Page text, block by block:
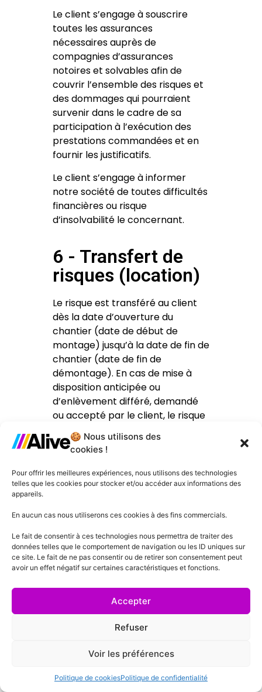
🍪 Nous utilisons des
cookies !
Pour offrir les meilleures expériences, nous utilisons des technologies
telles que les cookies pour stocker et/ou accéder aux informations des
appareils.
En aucun cas nous utiliserons ces cookies à des fins commercials.
Le fait de consentir à ces technologies nous permettra de traiter des
données telles que le comportement de navigation ou les ID uniques sur
ce site. Le fait de ne pas consentir ou de retirer son consentement peut
avoir un effet négatif sur certaines caractéristiques et fonctions.
Accepter
Refuser
Voir les préférences
Politique de cookiesPolitique de confidentialité
Le client s’engage à souscrire
toutes les assurances
nécessaires auprès de
compagnies d’assurances
notoires et solvables afin de
couvrir l’ensemble des risques et
des dommages qui pourraient
survenir dans le cadre de sa
participation à l’exécution des
prestations commandées et en
fournir les justificatifs.
Le client s’engage à informer
notre société de toutes difficultés
financières ou risque
d’insolvabilité le concernant.
6 - Transfert de
risques (location)
Le risque est transféré au client
dès la date d’ouverture du
chantier (date de début de
montage) jusqu’à la date de fin de
chantier (date de fin de
démontage). En cas de mise à
disposition anticipée ou
d’enlèvement différé, demandé
ou accepté par le client, le risque
est transféré ou demeure au
client à ces deux dates.
dépositaire et gardien du matériel
En cas d’enlèvement de
marchandises ou matériels à nos
comptoirs, le risque est transféré
au client dès la sortie de nos
dépôts.
7 - Transport
en sus et indiqué dans nos devis.
En cas de livraison ou reprise par